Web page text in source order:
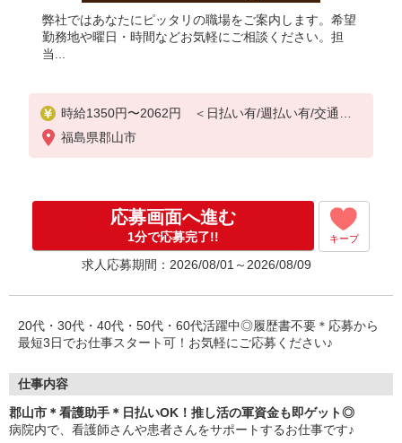
弊社ではあなたにピッタリの職場をご案内します。希望
勤務地や曜日・時間などお気軽にご相談ください。担
当...
時給1350円〜2062円 ＜日払い有/週払い有/交通費
全支給(ガソリン代含む)＞
福島県郡山市
応募画面へ進む
1分で応募完了!! キープ
求人応募期間：2026/08/01～2026/08/09
20代・30代・40代・50代・60代活躍中◎履歴書不要＊応募から
最短3日でお仕事スタート可！お気軽にご応募ください♪
仕事内容
郡山市＊看護助手＊日払いOK！推し活の軍資金も即ゲット◎
病院内で、看護師さんや患者さんをサポートするお仕事です♪